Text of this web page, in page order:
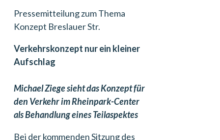
Pressemitteilung zum Thema
Konzept Breslauer Str.
Verkehrskonzept nur ein kleiner
Aufschlag
Michael Ziege sieht das Konzept für
den Verkehr im Rheinpark-Center
als Behandlung eines Teilaspektes
Bei der kommenden Sitzung des